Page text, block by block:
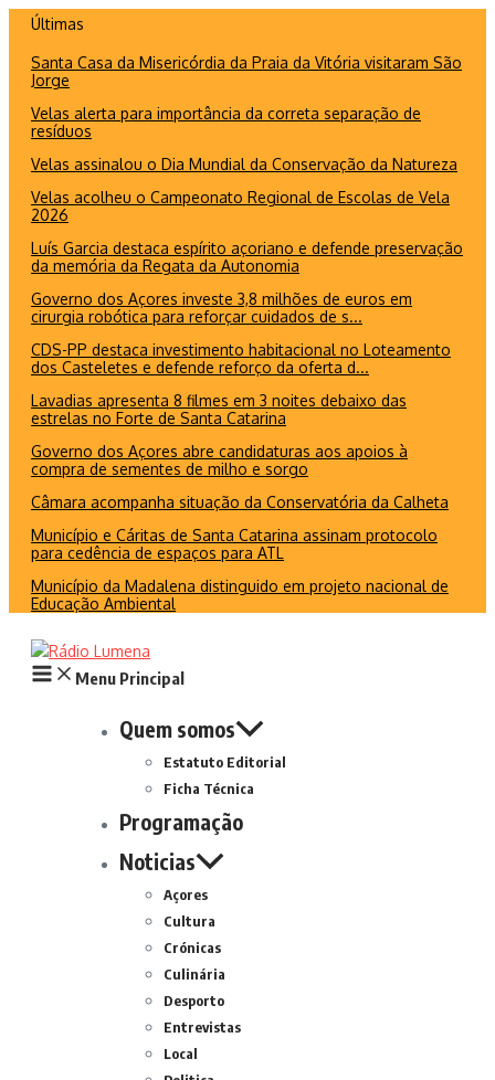
conteúdo
Últimas
Santa Casa da Misericórdia da Praia da Vitória visitaram São
Jorge
Velas alerta para importância da correta separação de
resíduos
Velas assinalou o Dia Mundial da Conservação da Natureza
Velas acolheu o Campeonato Regional de Escolas de Vela
2026
Luís Garcia destaca espírito açoriano e defende preservação
da memória da Regata da Autonomia
Governo dos Açores investe 3,8 milhões de euros em
cirurgia robótica para reforçar cuidados de s...
CDS-PP destaca investimento habitacional no Loteamento
dos Casteletes e defende reforço da oferta d...
Lavadias apresenta 8 filmes em 3 noites debaixo das
estrelas no Forte de Santa Catarina
Governo dos Açores abre candidaturas aos apoios à
compra de sementes de milho e sorgo
Câmara acompanha situação da Conservatória da Calheta
Município e Cáritas de Santa Catarina assinam protocolo
para cedência de espaços para ATL
Município da Madalena distinguido em projeto nacional de
Educação Ambiental
Menu Principal
Quem somos
Estatuto Editorial
Ficha Técnica
Programação
Noticias
Açores
Cultura
Crónicas
Culinária
Desporto
Entrevistas
Local